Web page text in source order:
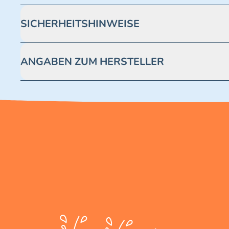
SICHERHEITSHINWEISE
ANGABEN ZUM HERSTELLER